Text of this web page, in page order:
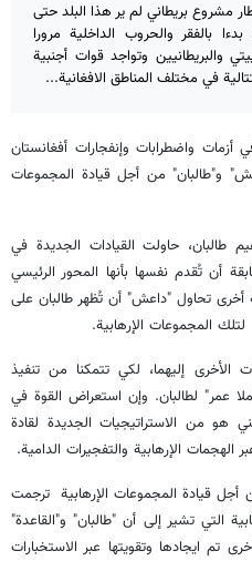
مشروع بريطاني لم ير هذا البلد حتى
بالفقر والحروب الداخلية مرورا
والبريطانيين وتواجد قوات أجنبية
في مختلف المناطق الافغانية...
واضطرابات وإنفجارات أفغانستان
و"طالبان" من أجل قيادة المجموعات
طالبان، حاولت القيادات الجديدة في
أن تُقدم نفسها بأنها المحور الرئيسي
تحاول "داعش" أن تُظهر طالبان على
المجموعات الإرهابية.
إليهما، لكي تتمكنا من تنفيذ
عمر" لطالبان. وإن استعراض القوة في
هو من الاستراتيجيات الجديدة لقادة
الهجمات الإرهابية والتفجيرات الدامية.
قيادة المجموعات الإرهابية ترجمت
التي تشير إلى أن "طالبان" و"القاعدة"
تم ايجادها وتقويتها عبر الاستخبارات